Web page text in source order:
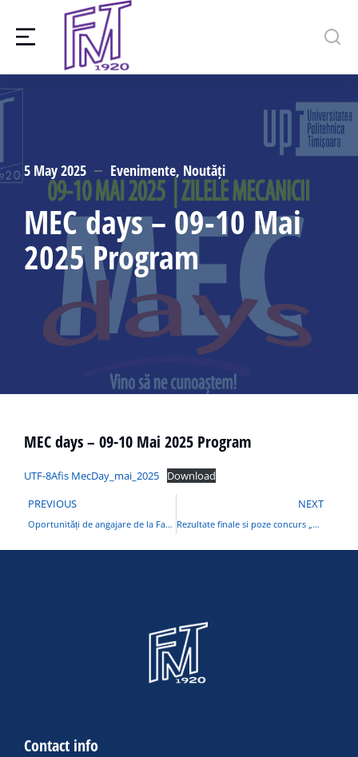
5 May 2025 Evenimente, Noutăți
MEC days – 09-10 Mai
2025 Program
MEC days – 09-10 Mai 2025 Program
UTF-8Afis MecDay_mai_2025
Download
PREVIOUS
Oportunități de angajare de la Fabrica de bere Ursus
NEXT
Rezultate finale si poze concurs „Leonardo da Vinci”
Contact info